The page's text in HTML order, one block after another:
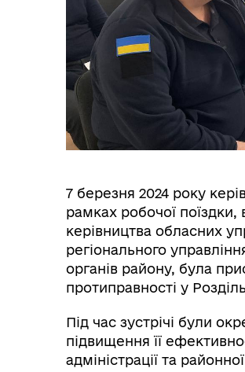
Трансляції
Графіки прийому
7 березня 2024 року
рамках робочої поїздки,
керівництва обласних
регіонального
органів району, була
протиправності у
Під час зустрічі були
підвищення її
адміністрації та